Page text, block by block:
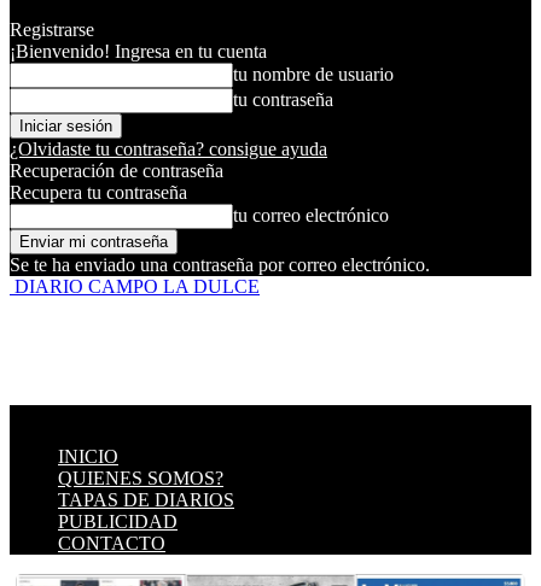
Registrarse
¡Bienvenido! Ingresa en tu cuenta
tu nombre de usuario
tu contraseña
¿Olvidaste tu contraseña? consigue ayuda
Recuperación de contraseña
Recupera tu contraseña
tu correo electrónico
Se te ha enviado una contraseña por correo electrónico.
DIARIO CAMPO LA DULCE
INICIO
QUIENES SOMOS?
TAPAS DE DIARIOS
PUBLICIDAD
CONTACTO